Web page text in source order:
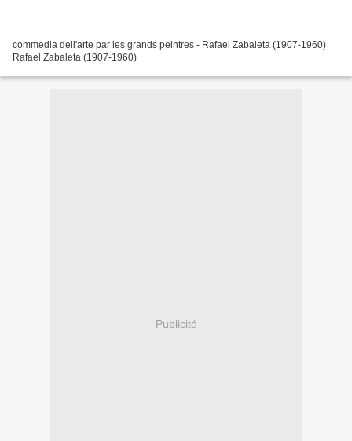
commedia dell'arte par les grands peintres - Rafael Zabaleta (1907-1960)
Rafael Zabaleta (1907-1960)
Publicité